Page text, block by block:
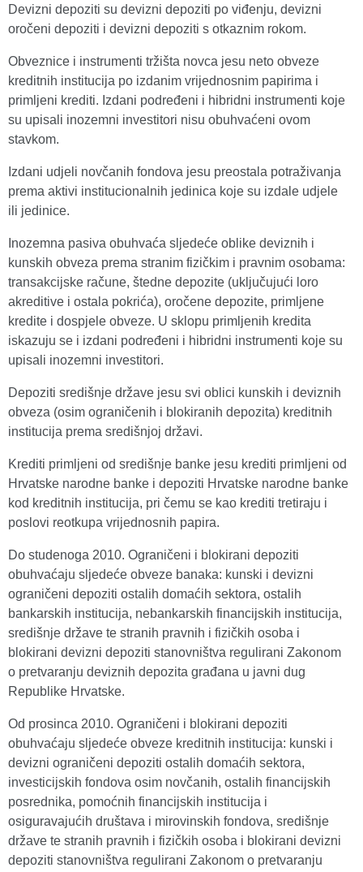
Devizni depoziti su devizni depoziti po viđenju, devizni
oročeni depoziti i devizni depoziti s otkaznim rokom.
Obveznice i instrumenti tržišta novca jesu neto obveze
kreditnih institucija po izdanim vrijednosnim papirima i
primljeni krediti. Izdani podređeni i hibridni instrumenti koje
su upisali inozemni investitori nisu obuhvaćeni ovom
stavkom.
Izdani udjeli novčanih fondova jesu preostala potraživanja
prema aktivi institucionalnih jedinica koje su izdale udjele
ili jedinice.
Inozemna pasiva obuhvaća sljedeće oblike deviznih i
kunskih obveza prema stranim fizičkim i pravnim osobama:
transakcijske račune, štedne depozite (uključujući loro
akreditive i ostala pokrića), oročene depozite, primljene
kredite i dospjele obveze. U sklopu primljenih kredita
iskazuju se i izdani podređeni i hibridni instrumenti koje su
upisali inozemni investitori.
Depoziti središnje države jesu svi oblici kunskih i deviznih
obveza (osim ograničenih i blokiranih depozita) kreditnih
institucija prema središnjoj državi.
Krediti primljeni od središnje banke jesu krediti primljeni od
Hrvatske narodne banke i depoziti Hrvatske narodne banke
kod kreditnih institucija, pri čemu se kao krediti tretiraju i
poslovi reotkupa vrijednosnih papira.
Do studenoga 2010. Ograničeni i blokirani depoziti
obuhvaćaju sljedeće obveze banaka: kunski i devizni
ograničeni depoziti ostalih domaćih sektora, ostalih
bankarskih institucija, nebankarskih financijskih institucija,
središnje države te stranih pravnih i fizičkih osoba i
blokirani devizni depoziti stanovništva regulirani Zakonom
o pretvaranju deviznih depozita građana u javni dug
Republike Hrvatske.
Od prosinca 2010. Ograničeni i blokirani depoziti
obuhvaćaju sljedeće obveze kreditnih institucija: kunski i
devizni ograničeni depoziti ostalih domaćih sektora,
investicijskih fondova osim novčanih, ostalih financijskih
posrednika, pomoćnih financijskih institucija i
osiguravajućih društava i mirovinskih fondova, središnje
države te stranih pravnih i fizičkih osoba i blokirani devizni
depoziti stanovništva regulirani Zakonom o pretvaranju